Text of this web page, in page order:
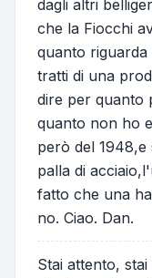
dagli altri
che la Fiocchi
quanto riguarda
tratti di una
dire per quanto
quanto non ho
però del
palla di
fatto che una
no. Ciao. Dan.
Stai attento,